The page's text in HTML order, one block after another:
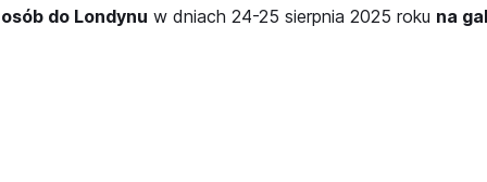
do Londynu w dniach 24-25 sierpnia 2025 roku na